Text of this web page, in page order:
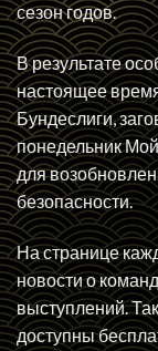
сезон годов.
В результате
настоящее
Бундеслиги,
понедельник
для
безопасности.
На странице
новости о
выступлений.
доступны